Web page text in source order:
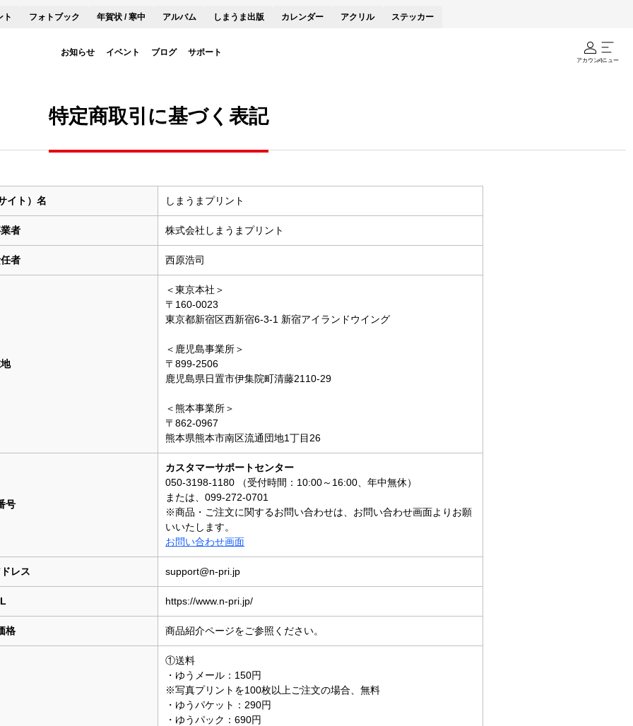
ト フォトブック 年賀状 / 寒中 アルバム しまうま出版 カレンダー アクリル ステッカー
お知らせ イベント ブログ サポート
アカウントメニュー
特定商取引に基づく表記
イト）名 しまうまプリント
者 株式会社しまうまプリント
者 西原浩司
＜東京本社＞
〒160-0023
東京都新宿区西新宿6-3-1 新宿アイランドウイング
＜鹿児島事業所＞
〒899-2506
鹿児島県日置市伊集院町清藤2110-29
＜熊本事業所＞
〒862-0967
熊本県熊本市南区流通団地1丁目26
号
カスタマーサポートセンター
050-3198-1180 （受付時間：10:00～16:00、年中無休）
または、099-272-0701
※商品・ご注文に関するお問い合わせは、お問い合わせ画面よりお願
いいたします。
お問い合わせ画面
レス support@n-pri.jp
https://www.n-pri.jp/
格 商品紹介ページをご参照ください。
①送料
・ゆうメール：150円
※写真プリントを100枚以上ご注文の場合、無料
・ゆうパケット：290円
・ゆうパック：690円